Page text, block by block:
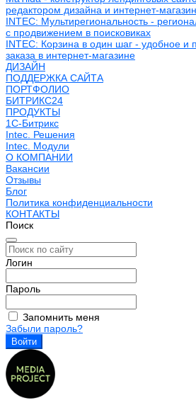
редактором дизайна и интернет-
INTEC: Мультирегиональность -
с продвижением в поисковиках
INTEC: Корзина в один шаг - удобное и
заказа в интернет-магазине
ДИЗАЙН
ПОДДЕРЖКА САЙТА
ПОРТФОЛИО
БИТРИКС24
ПРОДУКТЫ
1С-Битрикс
Intec. Решения
Intec. Модули
О КОМПАНИИ
Вакансии
Отзывы
Блог
Политика конфиденциальности
КОНТАКТЫ
Поиск
Логин
Пароль
Запомнить меня
Забыли пароль?